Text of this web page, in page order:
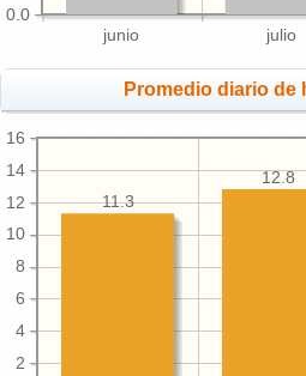
junio julio
0.0
Promedio diario de
2
4
6
8
10
12
14
16
12.8
11.3